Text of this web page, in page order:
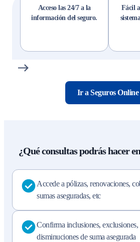
Acceso las 24/7 a la
información del seguro.
Fácil
Ir a Seguros Online
¿Qué consultas podrás hacer
Accede a pólizas, renovaciones,
sumas aseguradas, etc
Confirma inclusiones, exclusiones,
disminuciones de suma asegurada